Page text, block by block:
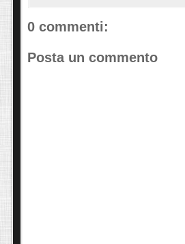
0 commenti:
Posta un commento